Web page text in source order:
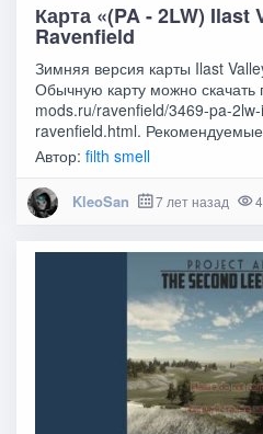
Карта «(PA - 2LW) Ilast
Ravenfield
Зимняя версия карты Ilast
Обычную карту можно скачать
mods.ru/ravenfield/3469-pa-
ravenfield.html. Рекомендуемые
Автор:filth smell
KleoSan 7 лет назад 4